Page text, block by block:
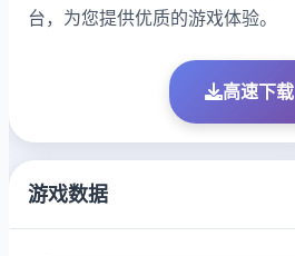
台，为您提供优质的游戏体验。
高速下载
游戏数据